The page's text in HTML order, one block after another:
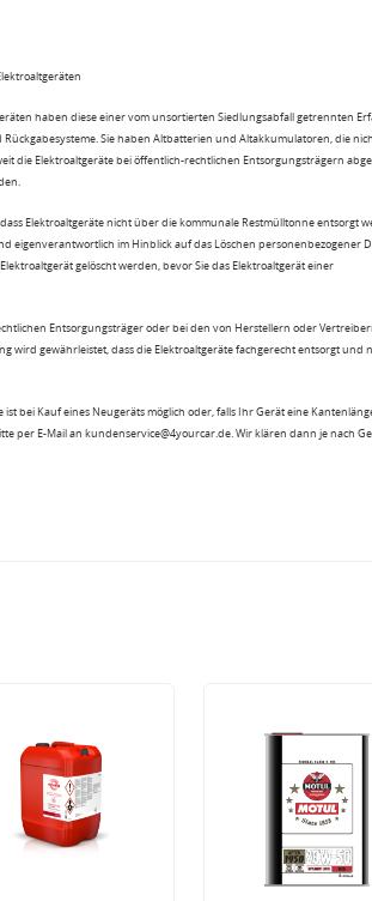
haben diese einer vom unsortierten Siedlungsabfall getrennten
Sie haben Altbatterien und Altakkumulatoren, die
die Elektroaltgeräte bei öffentlich-rechtlichen Entsorgungsträgern
Elektroaltgeräte nicht über die kommunale Restmülltonne entsorgt
eigenverantwortlich im Hinblick auf das Löschen personenbezogener
gelöscht werden, bevor Sie das Elektroaltgerät einer
Entsorgungsträger oder bei den von Herstellern oder
wird gewährleistet, dass die Elektroaltgeräte fachgerecht entsorgt und
bei Kauf eines Neugeräts möglich oder, falls Ihr Gerät eine
per E-Mail an kundenservice@4yourcar.de. Wir klären dann je nach